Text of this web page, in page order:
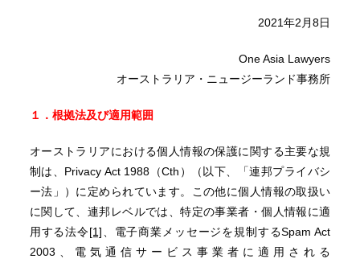
2021年2月8日
One Asia Lawyers
オーストラリア・ニュージーランド事務所
１．根拠法及び適用範囲
オーストラリアにおける個人情報の保護に関する主要な規
制は、Privacy Act 1988（Cth）（以下、「連邦プライバシ
ー法」）に定められています。この他に個人情報の取扱い
に関して、連邦レベルでは、特定の事業者・個人情報に適
用する法令[1] 、電子商業メッセージを規制するSpam Act
2003、電気通信サービス事業者に適用される